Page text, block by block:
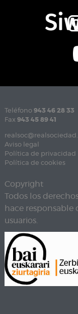
Teléfono 943 46 28 33
Fax 943 45 89 41
Aviso legal
Política de privacidad
Política de cookies
Copyright
Todos los
hace
usuarios.